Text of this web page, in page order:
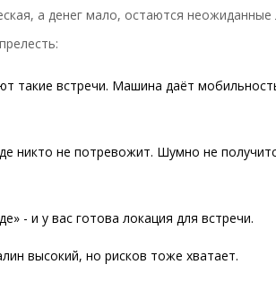
а денег мало, остаются неожиданные
такие встречи. Машина даёт
никто не потревожит. Шумно не
- и у вас готова локация для встречи.
высокий, но рисков тоже хватает.